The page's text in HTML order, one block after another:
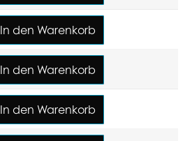
In den Warenkorb
In den Warenkorb
In den Warenkorb